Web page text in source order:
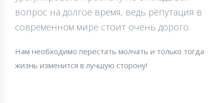
вопрос на долгое время, ведь репутация в
современном мире стоит очень дорого.
Нам необходимо перестать молчать и только тогда
жизнь изменится в лучшую сторону!